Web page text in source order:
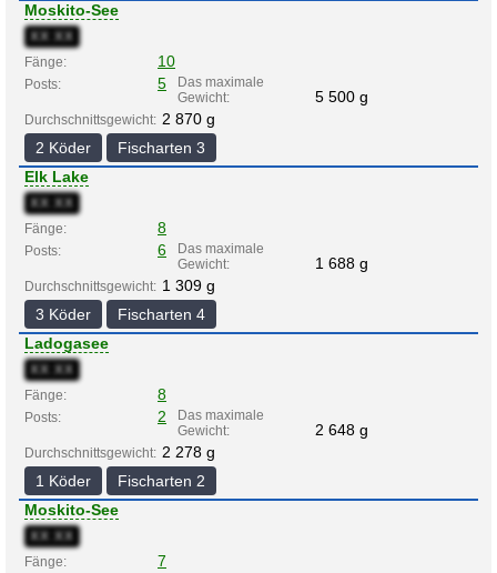
Moskito-See
XX:XX
Fänge:
10
Posts: 5
Das maximale
Gewicht:
5 500 g
Durchschnittsgewicht: 2 870 g
2 Köder
Fischarten 3
Elk Lake
XX:XX
Fänge:
8
Posts: 6
Das maximale
Gewicht:
1 688 g
Durchschnittsgewicht: 1 309 g
3 Köder
Fischarten 4
Ladogasee
XX:XX
Fänge:
8
Posts: 2
Das maximale
Gewicht:
2 648 g
Durchschnittsgewicht: 2 278 g
1 Köder
Fischarten 2
Moskito-See
XX:XX
Fänge:
7